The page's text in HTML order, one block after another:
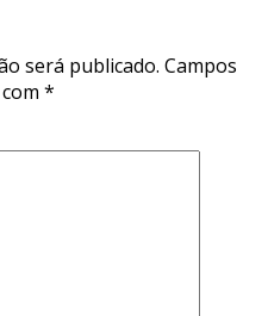
será publicado. Campos
*